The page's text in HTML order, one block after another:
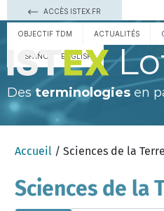
ACCÈS ISTEX.FR
OBJECTIF TDM ACTUALITÉS
ESPAÑOL ENGLISH
Des terminologies en
Accueil / Sciences de la Terre
Sciences de la